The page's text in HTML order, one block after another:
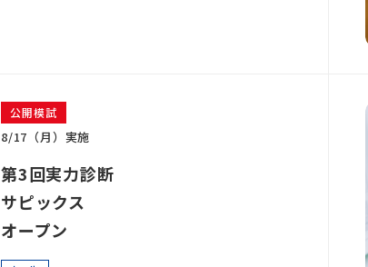
公開模試
8/17（月）実施
第3回実力診断
サピックス
オープン